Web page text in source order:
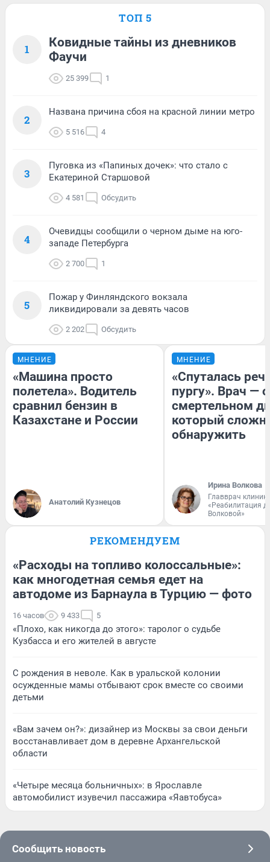
ТОП 5
1
Ковидные тайны из дневников
Фаучи
25 399 1
2
Названа причина сбоя на красной линии метро
5 516 4
3
Пуговка из «Папиных дочек»: что стало с
Екатериной Старшовой
4 581 Обсудить
4
Очевидцы сообщили о черном дыме на юго-
западе Петербурга
2 700 1
5
Пожар у Финляндского вокзала
ликвидировали за девять часов
2 202 Обсудить
МНЕНИЕ
«Машина просто
полетела». Водитель
сравнил бензин в
Казахстане и России
Анатолий Кузнецов
МНЕНИЕ
«Спуталась
пургу». Врач — о
смертельном
который
обнаружить
Ирина Волкова
Главврач
«Реабилитация
Волковой»
РЕКОМЕНДУЕМ
«Расходы на топливо колоссальные»:
как многодетная семья едет на
автодоме из Барнаула в Турцию — фото
16 часов 9 433 5
«Плохо, как никогда до этого»: таролог о судьбе
Кузбасса и его жителей в августе
С рождения в неволе. Как в уральской колонии
осужденные мамы отбывают срок вместе со своими
детьми
«Вам зачем он?»: дизайнер из Москвы за свои деньги
восстанавливает дом в деревне Архангельской
области
«Четыре месяца больничных»: в Ярославле
автомобилист изувечил пассажира «Яавтобуса»
Сообщить новость